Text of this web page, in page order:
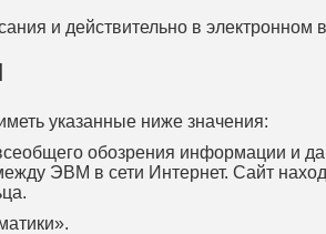
и действительно в электронном
указанные ниже значения:
обозрения информации и
ЭВМ в сети Интернет. Сайт